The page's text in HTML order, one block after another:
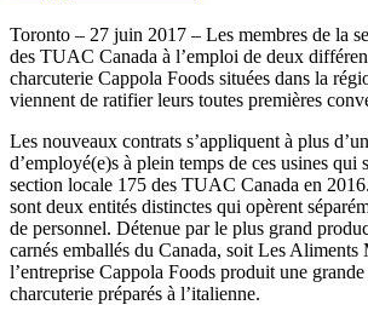
Toronto – 27 juin 2017 – Les membres de la
des TUAC Canada à l’emploi de deux
charcuterie Cappola Foods situées dans la
viennent de ratifier leurs toutes premières
Les nouveaux contrats s’appliquent à plus
d’employé(e)s à plein temps de ces usines qui
section locale 175 des TUAC Canada en
sont deux entités distinctes qui opèrent
de personnel. Détenue par le plus grand
carnés emballés du Canada, soit Les Aliments
l’entreprise Cappola Foods produit une
charcuterie préparés à l’italienne.